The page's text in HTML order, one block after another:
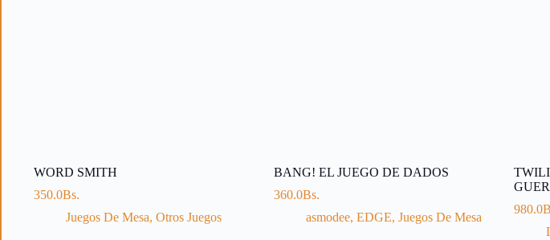
WORD SMITH
350.0Bs.
Juegos De Mesa, Otros Juegos
BANG! EL JUEGO DE DADOS
360.0Bs.
asmodee, EDGE, Juegos De Mesa
980.0